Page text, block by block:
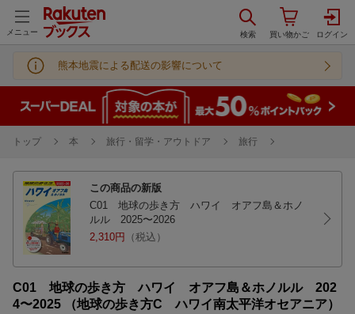
メニュー
熊本地震による配送の影響について
トップ 本 旅行・留学・アウトドア 旅行
この商品の新版
C01 地球の歩き方 ハワイ オアフ島＆ホノ
ルル 2025〜2026
2,310円
（税込）
C01 地球の歩き方 ハワイ オアフ島＆ホノルル 202
4〜2025 （地球の歩き方C ハワイ南太平洋オセアニア）